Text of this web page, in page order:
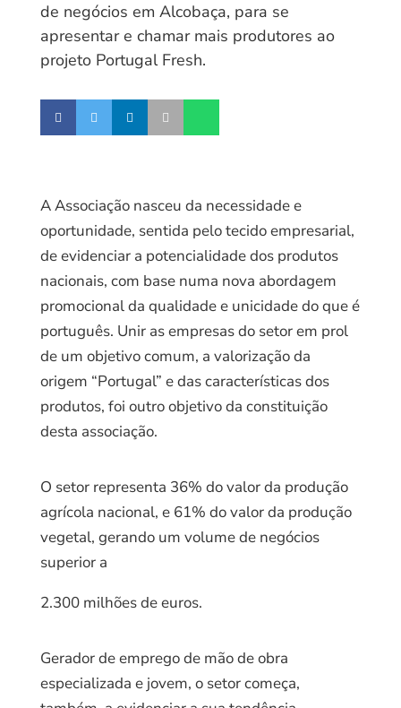
de negócios em Alcobaça, para se
apresentar e chamar mais produtores ao
projeto Portugal Fresh.
A Associação nasceu da necessidade e
oportunidade, sentida pelo tecido empresarial,
de evidenciar a potencialidade dos produtos
nacionais, com base numa nova abordagem
promocional da qualidade e unicidade do que é
português. Unir as empresas do setor em prol
de um objetivo comum, a valorização da
origem “Portugal” e das características dos
produtos, foi outro objetivo da constituição
desta associação.
O setor representa 36% do valor da produção
agrícola nacional, e 61% do valor da produção
vegetal, gerando um volume de negócios
superior a
2.300 milhões de euros.
Gerador de emprego de mão de obra
especializada e jovem, o setor começa,